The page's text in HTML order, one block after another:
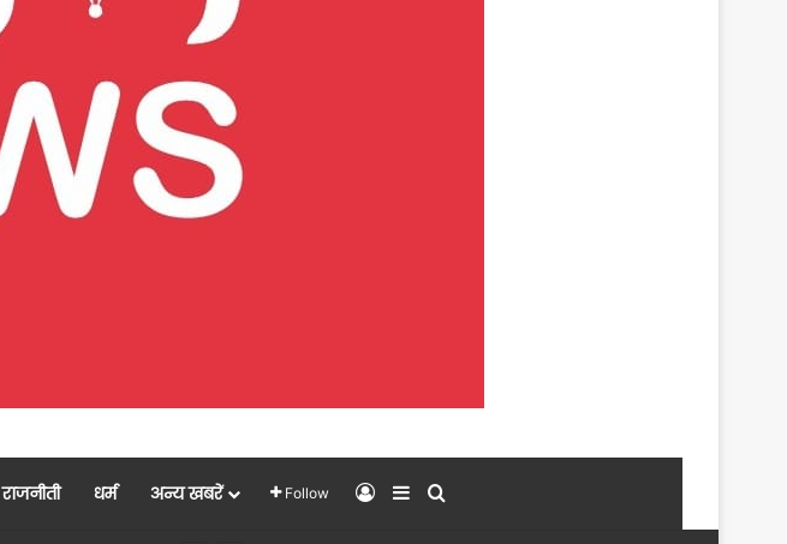
राजनीती धर्म अन्य खबरें Follow Log InSidebar